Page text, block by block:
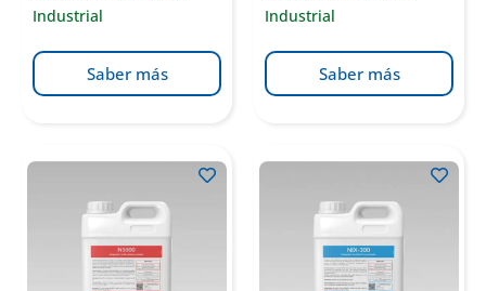
Industrial
Saber más
Industrial
Saber más